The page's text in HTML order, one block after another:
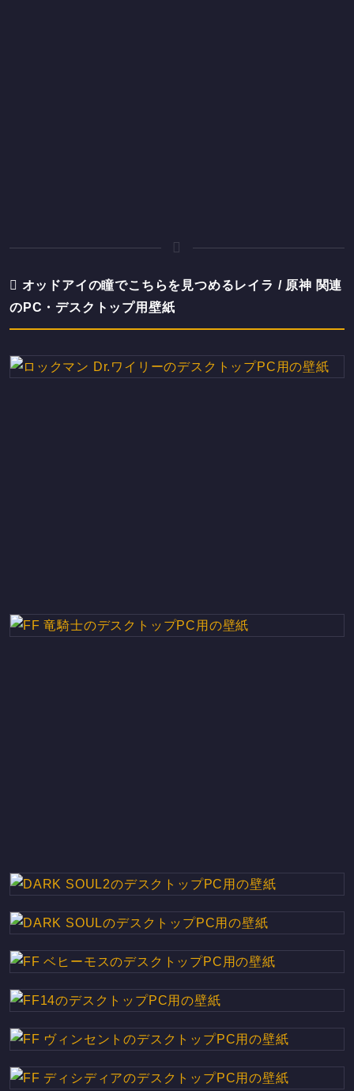
オッドアイの瞳でこちらを見つめるレイラ / 原神 関連
のPC・デスクトップ用壁紙